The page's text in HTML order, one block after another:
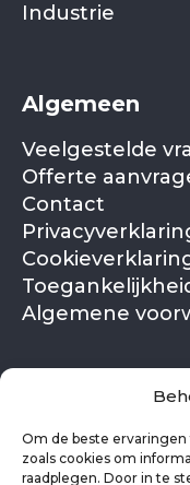
Om de beste
zoals cookies om
raadplegen. Door in te
Industrie
Algemeen
Veelgestelde
Offerte
Contact
Algemene